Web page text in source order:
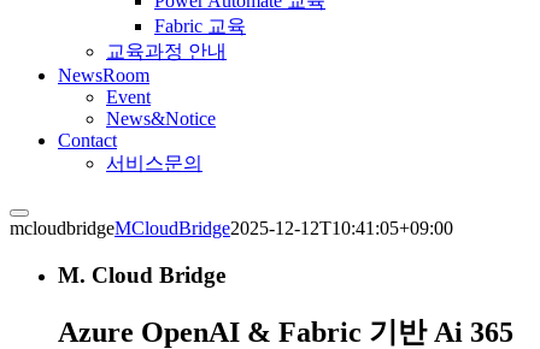
Fabric 교육
교육과정 안내
NewsRoom
Event
News&Notice
Contact
서비스문의
mcloudbridgeMCloudBridge2025-12-12T10:41:05+09:00
M. Cloud Bridge
Azure OpenAI & Fabric 기반 Ai 365